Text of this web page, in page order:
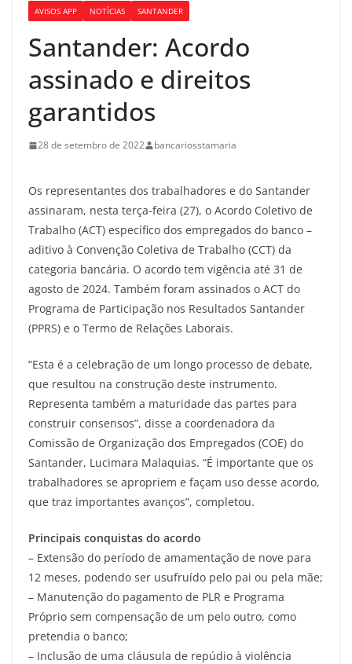
AVISOS APP NOTÍCIAS SANTANDER
Santander: Acordo
assinado e direitos
garantidos
28 de setembro de 2022 bancariosstamaria
Os representantes dos trabalhadores e do Santander
assinaram, nesta terça-feira (27), o Acordo Coletivo de
Trabalho (ACT) específico dos empregados do banco –
aditivo à Convenção Coletiva de Trabalho (CCT) da
categoria bancária. O acordo tem vigência até 31 de
agosto de 2024. Também foram assinados o ACT do
Programa de Participação nos Resultados Santander
(PPRS) e o Termo de Relações Laborais.
“Esta é a celebração de um longo processo de debate,
que resultou na construção deste instrumento.
Representa também a maturidade das partes para
construir consensos”, disse a coordenadora da
Comissão de Organização dos Empregados (COE) do
Santander, Lucimara Malaquias. “É importante que os
trabalhadores se apropriem e façam uso desse acordo,
que traz importantes avanços”, completou.
Principais conquistas do acordo
– Extensão do período de amamentação de nove para
12 meses, podendo ser usufruído pelo pai ou pela mãe;
– Manutenção do pagamento de PLR e Programa
Próprio sem compensação de um pelo outro, como
pretendia o banco;
– Inclusão de uma cláusula de repúdio à violência